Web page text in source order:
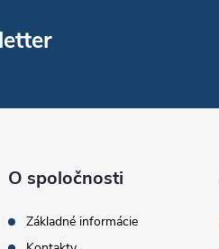
O spoločnosti
Základné informácie